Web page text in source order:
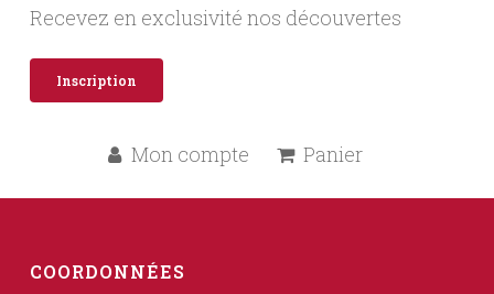
Recevez en exclusivité nos découvertes
Inscription
Mon compte Panier
COORDONNÉES